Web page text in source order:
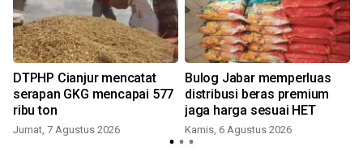
DTPHP Cianjur mencatat
serapan GKG mencapai 577
ribu ton
Jumat, 7 Agustus 2026
Bulog Jabar memperluas
distribusi beras premium
jaga harga sesuai HET
Kamis, 6 Agustus 2026